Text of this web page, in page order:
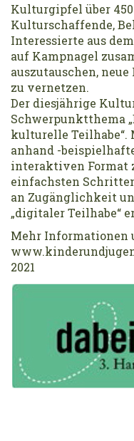
Kulturgipfel über
Kulturschaffende,
Interessierte aus
auf Kampnagel
auszutauschen,
zu vernetzen.
Der diesjährige
Schwerpunktthema
kulturelle
anhand -
interaktiven Format
einfachsten
an Zugänglichkeit
„digitaler Teilhabe“
Mehr Informationen
2021